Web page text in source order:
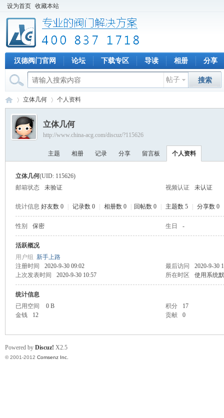
设为首页 收藏本站
汉德阀门官网 论坛 下载专区 导读 相册 分享
帖子 搜索
›
立体几何 个人资料
立体几何
http://www.china-acg.com/discuz/?115626
主题 相册 记录 分享 留言板 个人资料
立体几何(UID: 115626)
邮箱状态
未验证 视频认证 未认证
统计信息 好友数 0 记录数 0 相册数 0 回帖数 0 主题数 5 分享数 0
性别 保密 生日 -
活跃概况
用户组 新手上路
注册时间
2020-9-30 09:02 最后访问
2020-9-30
上次发表时间
2020-9-30 10:57 所在时区 使用系统
统计信息
已用空间
0 B 积分
17
金钱
12 贡献 0
Powered by Discuz! X2.5
© 2001-2012 Comsenz Inc.